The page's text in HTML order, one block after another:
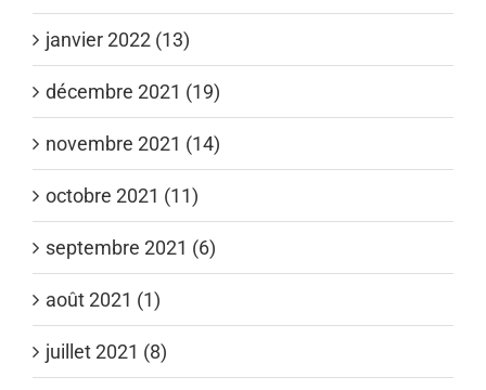
janvier 2022 (13)
décembre 2021 (19)
novembre 2021 (14)
octobre 2021 (11)
septembre 2021 (6)
août 2021 (1)
juillet 2021 (8)